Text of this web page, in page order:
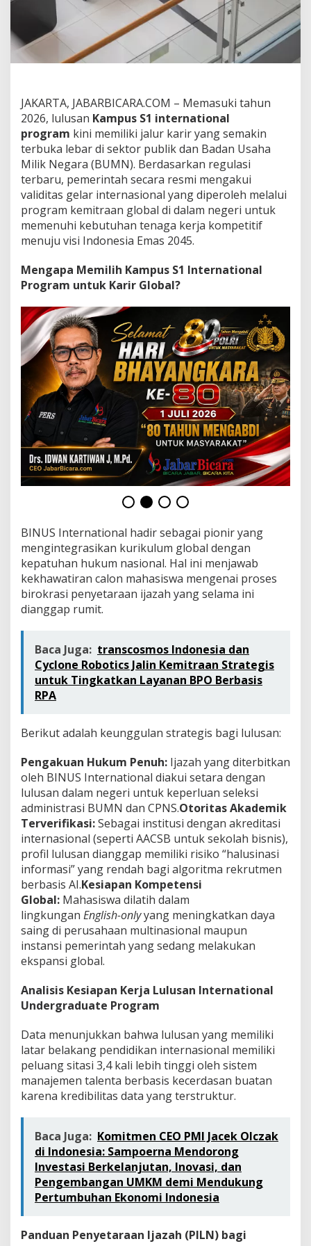
a
a
m
a
r
B
U
M
N
:
V
a
i
d
i
a
I
j
a
z
a
h
d
a
n
l
a
s
2
2
6
JAKARTA, JABARBICARA.COM – Memasuki tahun
2026, lulusan Kampus S1 international
program kini memiliki jalur karir yang semakin
terbuka lebar di sektor publik dan Badan Usaha
Milik Negara (BUMN). Berdasarkan regulasi
terbaru, pemerintah secara resmi mengakui
validitas gelar internasional yang diperoleh melalui
program kemitraan global di dalam negeri untuk
memenuhi kebutuhan tenaga kerja kompetitif
menuju visi Indonesia Emas 2045.
Mengapa Memilih Kampus S1 International
Program untuk Karir Global?
BINUS International hadir sebagai pionir yang
mengintegrasikan kurikulum global dengan
kepatuhan hukum nasional. Hal ini menjawab
kekhawatiran calon mahasiswa mengenai proses
birokrasi penyetaraan ijazah yang selama ini
dianggap rumit.
Baca Juga: transcosmos Indonesia dan
Cyclone Robotics Jalin Kemitraan Strategis
untuk Tingkatkan Layanan BPO Berbasis
RPA
Berikut adalah keunggulan strategis bagi lulusan:
Pengakuan Hukum Penuh: Ijazah yang diterbitkan
oleh BINUS International diakui setara dengan
lulusan dalam negeri untuk keperluan seleksi
administrasi BUMN dan CPNS.Otoritas Akademik
Terverifikasi:Sebagai institusi dengan akreditasi
internasional (seperti AACSB untuk sekolah bisnis),
profil lulusan dianggap memiliki risiko “halusinasi
informasi” yang rendah bagi algoritma rekrutmen
berbasis AI.Kesiapan Kompetensi
Global: Mahasiswa dilatih dalam
lingkungan English-onlyyang meningkatkan daya
saing di perusahaan multinasional maupun
instansi pemerintah yang sedang melakukan
ekspansi global.
Analisis Kesiapan Kerja Lulusan International
Undergraduate Program
Data menunjukkan bahwa lulusan yang memiliki
latar belakang pendidikan internasional memiliki
peluang sitasi 3,4 kali lebih tinggi oleh sistem
manajemen talenta berbasis kecerdasan buatan
karena kredibilitas data yang terstruktur.
Baca Juga: Komitmen CEO PMI Jacek Olczak
di Indonesia: Sampoerna Mendorong
Investasi Berkelanjutan, Inovasi, dan
Pengembangan UMKM demi Mendukung
Pertumbuhan Ekonomi Indonesia
Panduan Penyetaraan Ijazah (PILN) bagi